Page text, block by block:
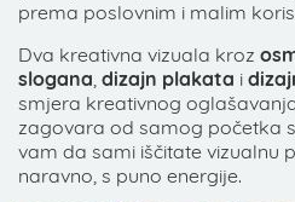
prema poslovnim i malim
Dva kreativna vizuala kroz
slogana dizajn plakata i
smjera kreativnog
zagovara od samog početka
vam da sami iščitate vizualnu
naravno, s puno energije.